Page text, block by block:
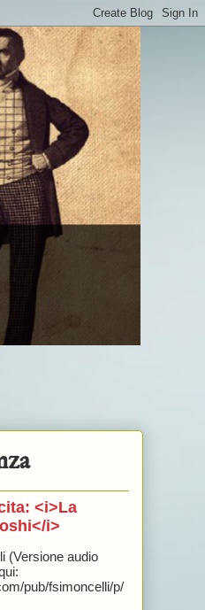
<i>La
i>
(Versione audio
pub/fsimoncelli/p/